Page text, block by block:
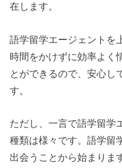
在します。
語学留学エージェントを
時間をかけずに効率よく
とができるので、安心し
す。
ただし、一言で語学留学
種類は様々です。語学留
出会うことから始まりま